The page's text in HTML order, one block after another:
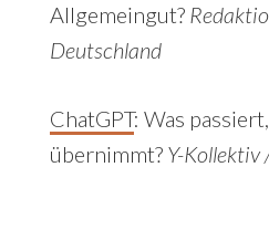
Allgemeingut?
Deutschland
ChatGPT: Was
übernimmt? Y-Kollektiv